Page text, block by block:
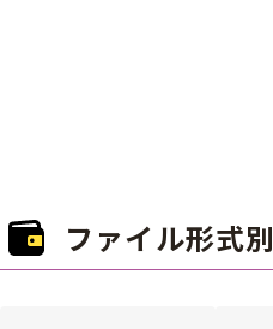
ファイル形式別